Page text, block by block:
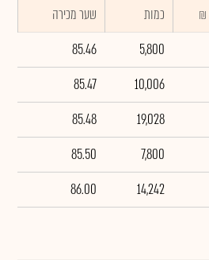
כמות
שער מכירה
5,800
85.46
10,006
85.47
19,028
85.48
7,800
85.50
14,242
86.00